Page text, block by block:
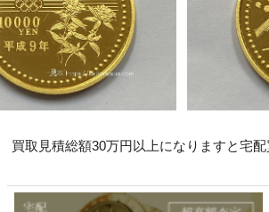
買取見積総額30万円以上になりますと宅